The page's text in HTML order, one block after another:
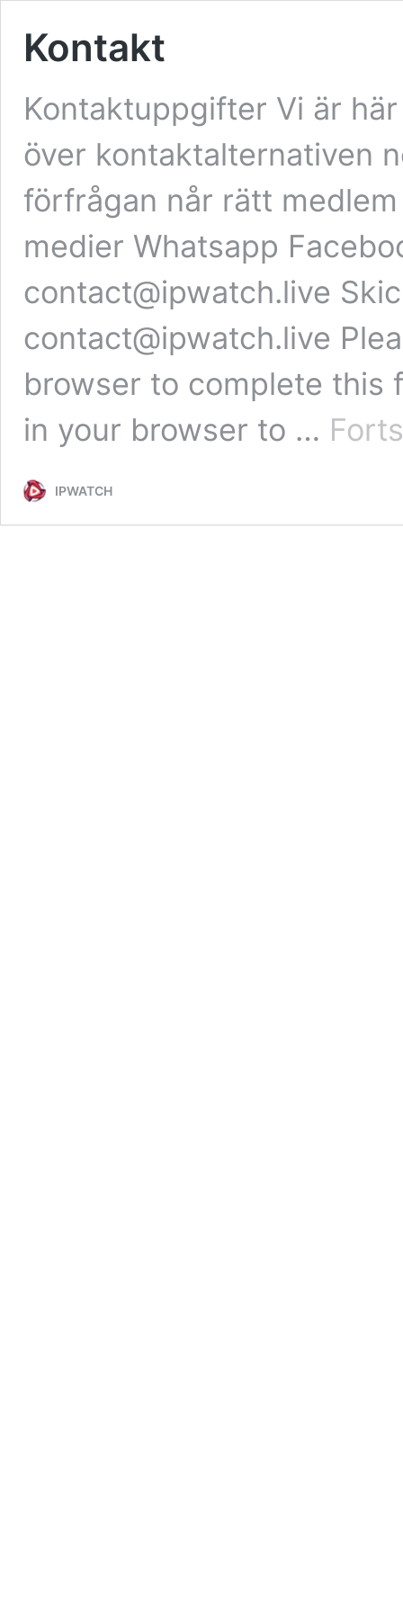
Kontakt
Kontaktuppgifter Vi är
över kontaktalternativen
förfrågan når rätt
medier Whatsapp
contact@ipwatch.live
contact@ipwatch.live
browser to complete this
in your browser to …
IPWATCH